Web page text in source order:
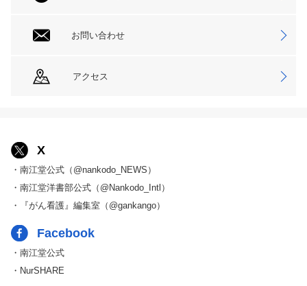
お問い合わせ
アクセス
X
・南江堂公式（@nankodo_NEWS）
・南江堂洋書部公式（@Nankodo_Intl）
・『がん看護』編集室（@gankango）
Facebook
・南江堂公式
・NurSHARE